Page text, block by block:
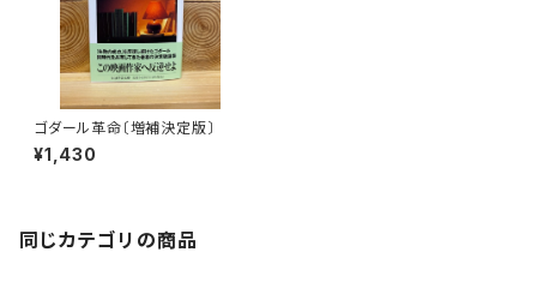
ゴダール革命〔増補決定版〕
¥1,430
同じカテゴリの商品